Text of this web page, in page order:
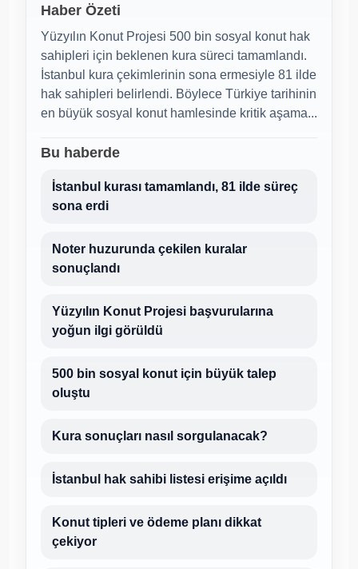
Haber Özeti
Yüzyılın Konut Projesi 500 bin sosyal konut hak
sahipleri için beklenen kura süreci tamamlandı.
İstanbul kura çekimlerinin sona ermesiyle 81 ilde
hak sahipleri belirlendi. Böylece Türkiye tarihinin
en büyük sosyal konut hamlesinde kritik aşama...
Bu haberde
İstanbul kurası tamamlandı, 81 ilde süreç
sona erdi
Noter huzurunda çekilen kuralar
sonuçlandı
Yüzyılın Konut Projesi başvurularına
yoğun ilgi görüldü
500 bin sosyal konut için büyük talep
oluştu
Kura sonuçları nasıl sorgulanacak?
İstanbul hak sahibi listesi erişime açıldı
Konut tipleri ve ödeme planı dikkat
çekiyor